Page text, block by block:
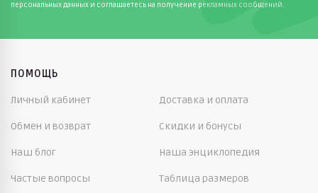
персональных данных и соглашаетесь на получение рекламных сообщений.
ПОМОЩЬ
Личный кабинет Доставка и оплата
Обмен и возврат Скидки и бонусы
Наш блог Наша энциклопедия
Частые вопросы Таблица размеров